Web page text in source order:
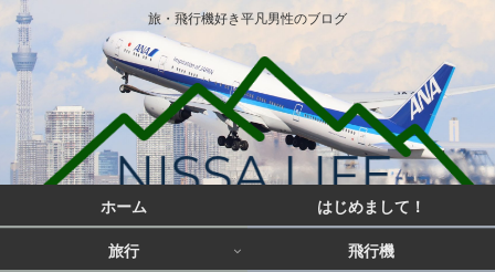
旅・飛行機好き平凡男性のブログ
ホーム はじめまして！
旅行 飛行機